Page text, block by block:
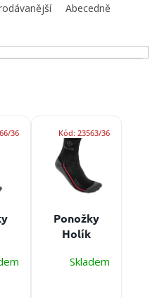
Abecedně
36
Ponožky
Holík
B7960Typ:
Skladem
Kód: 23563/36